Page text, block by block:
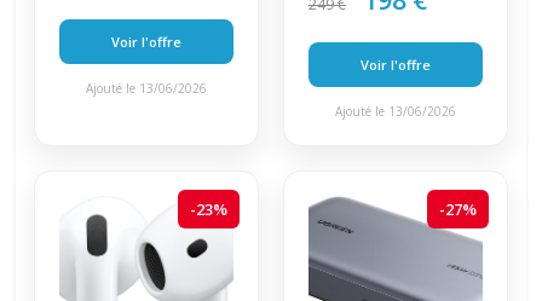
Voir l'offre
Ajouté le 13/06/2026
249 €
Voir l'offre
Ajouté le 13/06/2026
-23% -27%